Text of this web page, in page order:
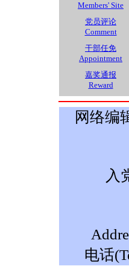
Members' Site
党员评论
Comment
干部任免
Appointment
嘉奖通报
Reward
网络编
入
电话